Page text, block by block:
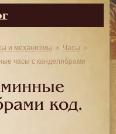
и механизмы
Часы
часы с канделябрами
код.